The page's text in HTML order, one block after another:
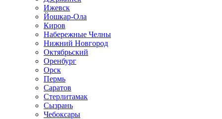
Ижевск
Йошкар-Ола
Киров
Набережные Челны
Нижний Новгород
Октябрьский
Оренбург
Орск
Пермь
Саратов
Стерлитамак
Сызрань
Чебоксары